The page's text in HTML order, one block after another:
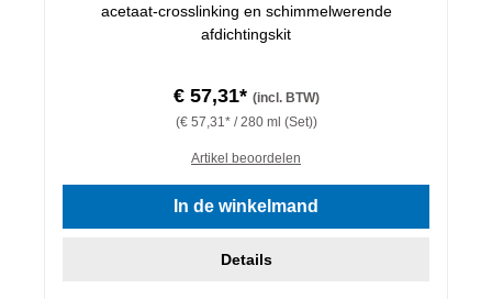
acetaat-crosslinking en schimmelwerende
afdichtingskit
€ 57,31* (incl. BTW)
(€ 57,31* / 280 ml (Set))
Artikel beoordelen
In de winkelmand
Details